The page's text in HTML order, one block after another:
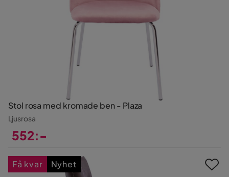
Stol rosa med kromade ben - Plaza
Ljusrosa
552:-
Få kvar Nyhet